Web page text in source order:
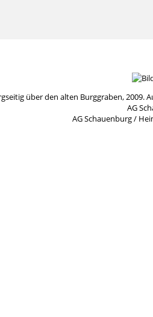
über den alten Burggraben,
AG
AG Schauenburg /